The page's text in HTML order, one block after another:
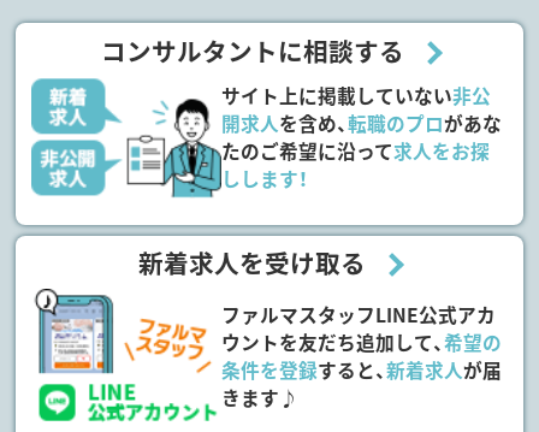
コンサルタントに相談する
サイト上に掲載していない非公
開求人を含め、転職のプロがあな
たのご希望に沿って求人をお探
しします！
新着求人を受け取る
ファルマスタッフLINE公式アカ
ウントを友だち追加して、希望の
条件を登録すると、新着求人が届
きます♪